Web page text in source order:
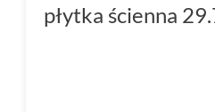
płytka ścienna